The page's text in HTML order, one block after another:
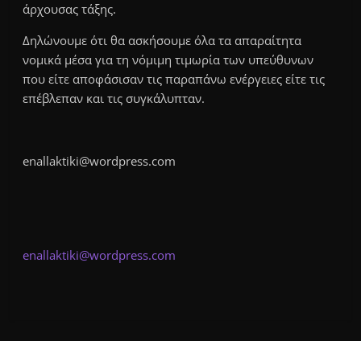
άρχουσας τάξης.
Δηλώνουμε ότι θα ασκήσουμε όλα τα απαραίτητα
νομικά μέσα για τη νόμιμη τιμωρία των υπεύθυνων
που είτε αποφάσισαν τις παραπάνω ενέργειες είτε τις
επέβλεπαν και τις συγκάλυπταν.
enallaktiki@wordpress.com
enallaktiki@wordpress.com